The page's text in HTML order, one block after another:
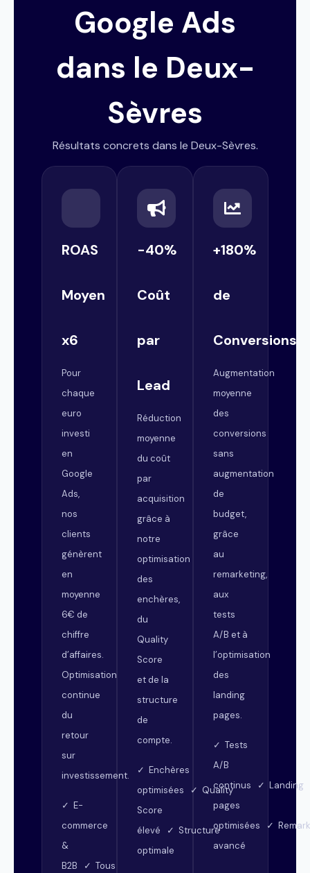
Google Ads
dans le Deux-
Sèvres
Résultats concrets dans le Deux-Sèvres.
ROAS
Moyen
x6
Pour
chaque
euro
investi
en
Google
Ads,
nos
clients
génèrent
en
moyenne
6€ de
chiffre
d’affaires.
Optimisation
continue
du
retour
sur
investissement.
✓ E-
commerce
&
B2B ✓ Tous
-40%
Coût
par
Lead
Réduction
moyenne
du coût
par
acquisition
grâce à
notre
optimisation
des
enchères,
du
Quality
Score
et de la
structure
de
compte.
✓ Enchères
optimisées ✓ Quality
Score
élevé ✓ Structure
optimale
+180%
de
Conversions
Augmentation
moyenne
des
conversions
sans
augmentation
de
budget,
grâce
au
remarketing,
aux
tests
A/B et à
l’optimisation
des
landing
pages.
✓ Tests
A/B
continus ✓ Landing
pages
optimisées ✓
avancé